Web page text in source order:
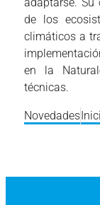
de los
climáticos a
en la
técnicas.
Novedades